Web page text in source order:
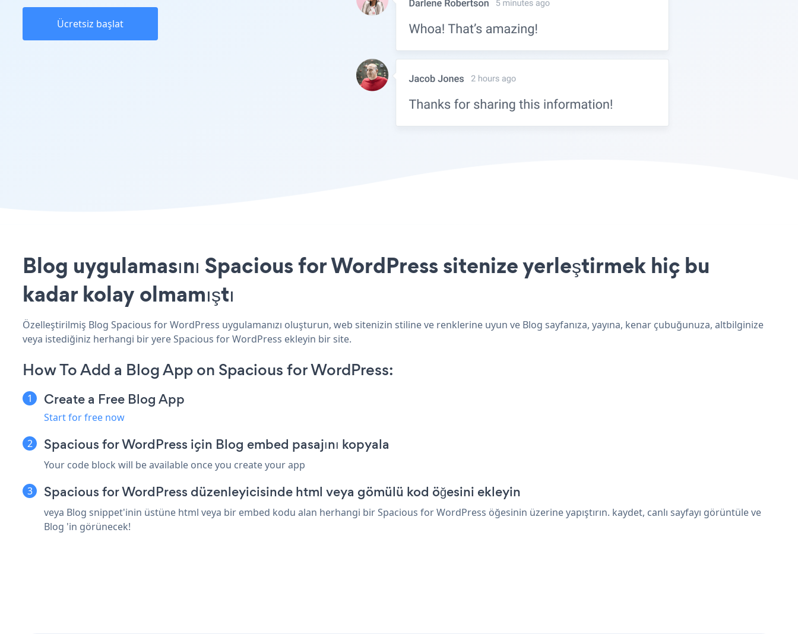
Ücretsiz başlat
Blog uygulamasını Spacious for WordPress sitenize yerleştirmek hiç bu
kadar kolay olmamıştı
Özelleştirilmiş Blog Spacious for WordPress uygulamanızı oluşturun, web sitenizin stiline ve renklerine uyun ve Blog sayfanıza, yayına, kenar çubuğunuza, altbilginize
veya istediğiniz herhangi bir yere Spacious for WordPress ekleyin bir site.
How To Add a Blog App on Spacious for WordPress:
Create a Free Blog App
Start for free now
Spacious for WordPress için Blog embed pasajını kopyala
Your code block will be available once you create your app
Spacious for WordPress düzenleyicisinde html veya gömülü kod öğesini ekleyin
veya Blog snippet'inin üstüne html veya bir embed kodu alan herhangi bir Spacious for WordPress öğesinin üzerine yapıştırın. kaydet, canlı sayfayı görüntüle ve
Blog 'in görünecek!